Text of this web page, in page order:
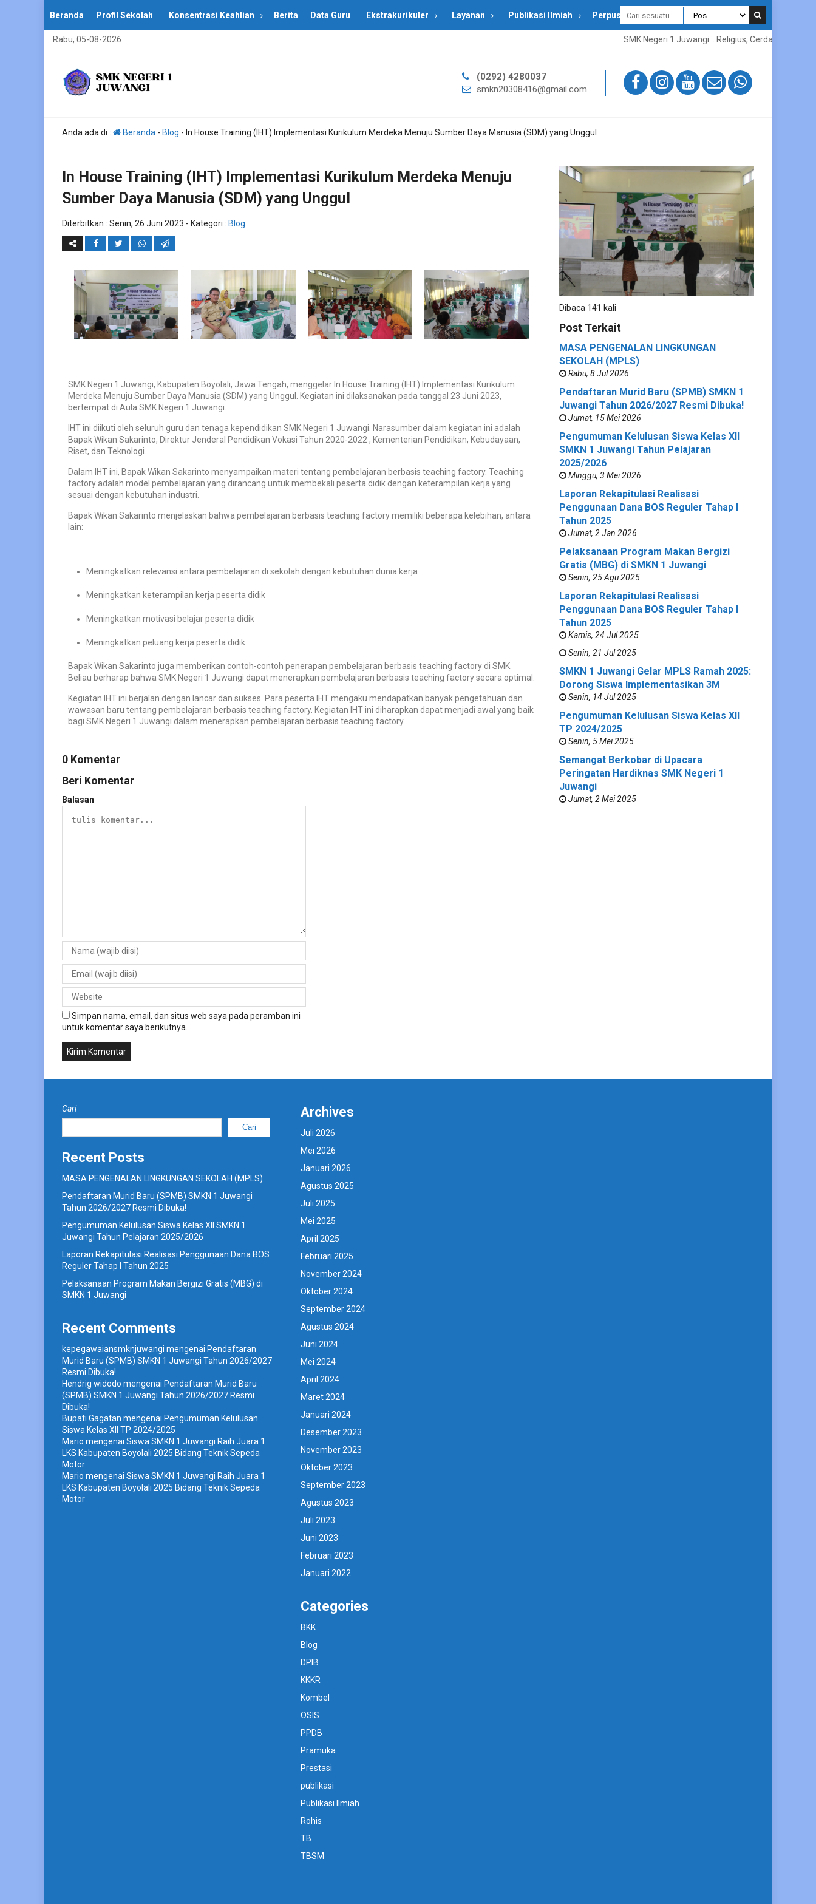
Beranda Profil Sekolah Konsentrasi Keahlian Berita Data Guru Ekstrakurikuler Layanan Publikasi Ilmiah Perpustakaan
Rabu, 05-08-2026 SMK Negeri 1 Juwangi... Religius, Cerdas, Kreatif,
(0292) 4280037
smkn20308416@gmail.com
Anda ada di : Beranda - Blog - In House Training (IHT) Implementasi Kurikulum Merdeka Menuju Sumber Daya Manusia (SDM) yang Unggul
In House Training (IHT) Implementasi Kurikulum Merdeka Menuju
Sumber Daya Manusia (SDM) yang Unggul
Diterbitkan : Senin, 26 Juni 2023 - Kategori : Blog
SMK Negeri 1 Juwangi, Kabupaten Boyolali, Jawa Tengah, menggelar In House Training (IHT) Implementasi Kurikulum
Merdeka Menuju Sumber Daya Manusia (SDM) yang Unggul. Kegiatan ini dilaksanakan pada tanggal 23 Juni 2023,
bertempat di Aula SMK Negeri 1 Juwangi.
IHT ini diikuti oleh seluruh guru dan tenaga kependidikan SMK Negeri 1 Juwangi. Narasumber dalam kegiatan ini adalah
Bapak Wikan Sakarinto, Direktur Jenderal Pendidikan Vokasi Tahun 2020-2022 , Kementerian Pendidikan, Kebudayaan,
Riset, dan Teknologi.
Dalam IHT ini, Bapak Wikan Sakarinto menyampaikan materi tentang pembelajaran berbasis teaching factory. Teaching
factory adalah model pembelajaran yang dirancang untuk membekali peserta didik dengan keterampilan kerja yang
sesuai dengan kebutuhan industri.
Bapak Wikan Sakarinto menjelaskan bahwa pembelajaran berbasis teaching factory memiliki beberapa kelebihan, antara
lain:
Meningkatkan relevansi antara pembelajaran di sekolah dengan kebutuhan dunia kerja
Meningkatkan keterampilan kerja peserta didik
Meningkatkan motivasi belajar peserta didik
Meningkatkan peluang kerja peserta didik
Bapak Wikan Sakarinto juga memberikan contoh-contoh penerapan pembelajaran berbasis teaching factory di SMK.
Beliau berharap bahwa SMK Negeri 1 Juwangi dapat menerapkan pembelajaran berbasis teaching factory secara optimal.
Kegiatan IHT ini berjalan dengan lancar dan sukses. Para peserta IHT mengaku mendapatkan banyak pengetahuan dan
wawasan baru tentang pembelajaran berbasis teaching factory. Kegiatan IHT ini diharapkan dapat menjadi awal yang baik
bagi SMK Negeri 1 Juwangi dalam menerapkan pembelajaran berbasis teaching factory.
0 Komentar
Beri Komentar
Balasan
Simpan nama, email, dan situs web saya pada peramban ini
untuk komentar saya berikutnya.
Dibaca 141 kali
Post Terkait
MASA PENGENALAN LINGKUNGAN
SEKOLAH (MPLS)
Rabu, 8 Jul 2026
Pendaftaran Murid Baru (SPMB) SMKN 1
Juwangi Tahun 2026/2027 Resmi Dibuka!
Jumat, 15 Mei 2026
Pengumuman Kelulusan Siswa Kelas XII
SMKN 1 Juwangi Tahun Pelajaran
2025/2026
Minggu, 3 Mei 2026
Laporan Rekapitulasi Realisasi
Penggunaan Dana BOS Reguler Tahap I
Tahun 2025
Jumat, 2 Jan 2026
Pelaksanaan Program Makan Bergizi
Gratis (MBG) di SMKN 1 Juwangi
Senin, 25 Agu 2025
Laporan Rekapitulasi Realisasi
Penggunaan Dana BOS Reguler Tahap I
Tahun 2025
Kamis, 24 Jul 2025
Senin, 21 Jul 2025
SMKN 1 Juwangi Gelar MPLS Ramah 2025:
Dorong Siswa Implementasikan 3M
Senin, 14 Jul 2025
Pengumuman Kelulusan Siswa Kelas XII
TP 2024/2025
Senin, 5 Mei 2025
Semangat Berkobar di Upacara
Peringatan Hardiknas SMK Negeri 1
Juwangi
Jumat, 2 Mei 2025
Cari
Cari
Recent Posts
MASA PENGENALAN LINGKUNGAN SEKOLAH (MPLS)
Pendaftaran Murid Baru (SPMB) SMKN 1 Juwangi
Tahun 2026/2027 Resmi Dibuka!
Pengumuman Kelulusan Siswa Kelas XII SMKN 1
Juwangi Tahun Pelajaran 2025/2026
Laporan Rekapitulasi Realisasi Penggunaan Dana BOS
Reguler Tahap I Tahun 2025
Pelaksanaan Program Makan Bergizi Gratis (MBG) di
SMKN 1 Juwangi
Recent Comments
kepegawaiansmknjuwangi mengenai Pendaftaran
Murid Baru (SPMB) SMKN 1 Juwangi Tahun 2026/2027
Resmi Dibuka!
Hendrig widodo mengenai Pendaftaran Murid Baru
(SPMB) SMKN 1 Juwangi Tahun 2026/2027 Resmi
Dibuka!
Bupati Gagatan mengenai Pengumuman Kelulusan
Siswa Kelas XII TP 2024/2025
Mario mengenai Siswa SMKN 1 Juwangi Raih Juara 1
LKS Kabupaten Boyolali 2025 Bidang Teknik Sepeda
Motor
Mario mengenai Siswa SMKN 1 Juwangi Raih Juara 1
LKS Kabupaten Boyolali 2025 Bidang Teknik Sepeda
Motor
Archives
Juli 2026
Mei 2026
Januari 2026
Agustus 2025
Juli 2025
Mei 2025
April 2025
Februari 2025
November 2024
Oktober 2024
September 2024
Agustus 2024
Juni 2024
Mei 2024
April 2024
Maret 2024
Januari 2024
Desember 2023
November 2023
Oktober 2023
September 2023
Agustus 2023
Juli 2023
Juni 2023
Februari 2023
Januari 2022
Categories
BKK
Blog
DPIB
KKKR
Kombel
OSIS
PPDB
Pramuka
Prestasi
publikasi
Publikasi Ilmiah
Rohis
TB
TBSM